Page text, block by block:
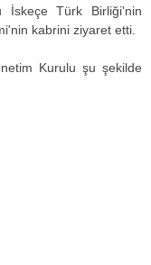
İskeçe Türk Birliği'nin
kabrini ziyaret etti.
Kurulu şu şekilde